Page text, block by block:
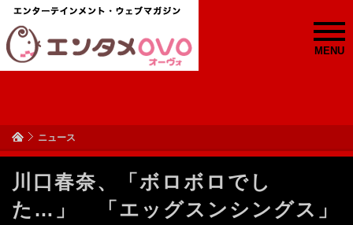
MENU
ニュース
川口春奈、「ボロボロでし
た…」 「エッグスンシングス」